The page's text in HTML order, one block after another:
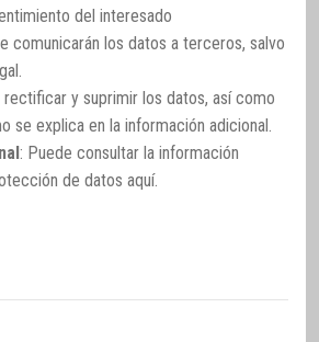
del interesado
comunicarán los datos a terceros, salvo
rectificar y suprimir los datos, así como
se explica en la información adicional.
: Puede consultar la información
de datos aquí.